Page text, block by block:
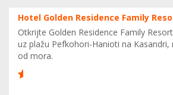
Hotel Golden Residence Family
Otkrijte Golden Residence Family
uz plažu Pefkohori-Hanioti na
od mora.
6